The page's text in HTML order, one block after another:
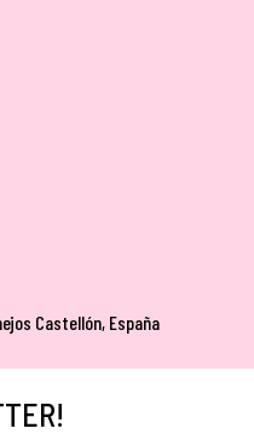
Castellón, España